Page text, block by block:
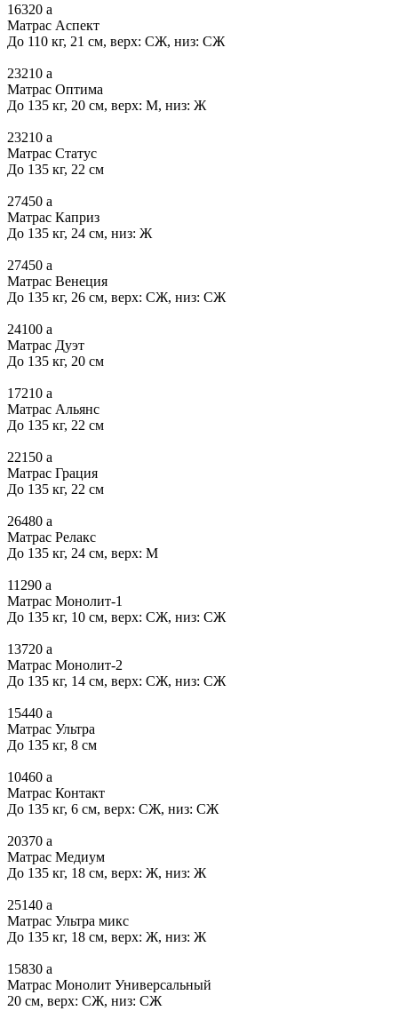
16320 a
Матрас Аспект
До 110 кг, 21 см, верх: СЖ, низ: СЖ
23210 a
Матрас Оптима
До 135 кг, 20 см, верх: М, низ: Ж
23210 a
Матрас Статус
До 135 кг, 22 см
27450 a
Матрас Каприз
До 135 кг, 24 см, низ: Ж
27450 a
Матрас Венеция
До 135 кг, 26 см, верх: СЖ, низ: СЖ
24100 a
Матрас Дуэт
До 135 кг, 20 см
17210 a
Матрас Альянс
До 135 кг, 22 см
22150 a
Матрас Грация
До 135 кг, 22 см
26480 a
Матрас Релакс
До 135 кг, 24 см, верх: М
11290 a
Матрас Монолит-1
До 135 кг, 10 см, верх: СЖ, низ: СЖ
13720 a
Матрас Монолит-2
До 135 кг, 14 см, верх: СЖ, низ: СЖ
15440 a
Матрас Ультра
До 135 кг, 8 см
10460 a
Матрас Контакт
До 135 кг, 6 см, верх: СЖ, низ: СЖ
20370 a
Матрас Медиум
До 135 кг, 18 см, верх: Ж, низ: Ж
25140 a
Матрас Ультра микс
До 135 кг, 18 см, верх: Ж, низ: Ж
15830 a
Матрас Монолит Универсальный
20 см, верх: СЖ, низ: СЖ